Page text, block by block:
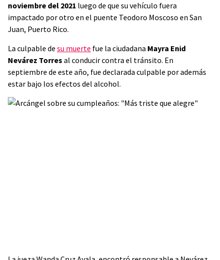
noviembre del 2021 luego de que su vehículo fuera
impactado por otro en el puente Teodoro Moscoso en San
Juan, Puerto Rico.
La culpable de su muerte fue la ciudadana Mayra Enid
Nevárez Torres al conducir contra el tránsito. En
septiembre de este año, fue declarada culpable por además
estar bajo los efectos del alcohol.